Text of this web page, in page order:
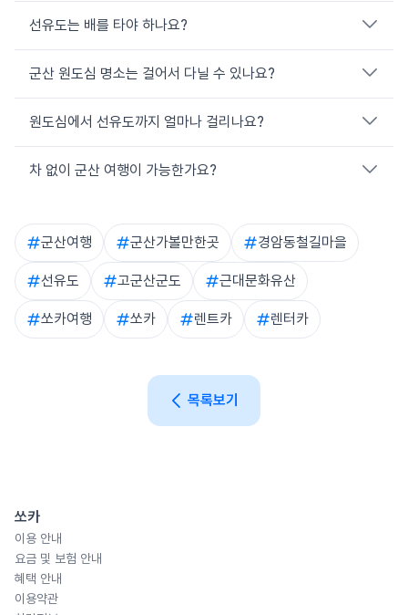
원도심(근대 명소)과 선유도를 모두 보려면 1박 2일이 적당해요.
선유도는 배를 타야 하나요?
아니에요. 새만금방조제와 연결 다리를 통해 차로 선유도까지 들
군산 원도심 명소는 걸어서 다닐 수 있나요?
경암동 철길마을·근대역사박물관·동국사·이성당 등은 비교적 가까
용을 권합니다.
원도심에서 선유도까지 얼마나 걸리나요?
약 45km, 차로 1시간 안팎이에요. 대중교통은 배차가 드물어, 쏘
차 없이 군산 여행이 가능한가요?
역·익산역 인근 쏘카존에서 차를 빌리면 동선이 훨씬 자유로워집
군산여행 군산가볼만한곳 경암동철길마을
선유도 고군산군도 근대문화유산
쏘카여행 쏘카 렌트카 렌터카
목록보기
쏘카
이용 안내
요금 및 보험 안내
혜택 안내
이용약관